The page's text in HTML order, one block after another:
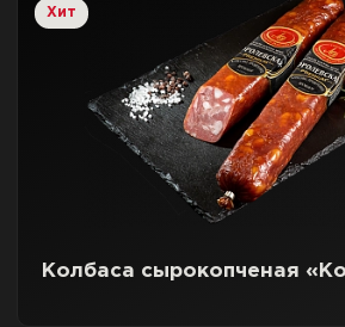
Хит
Колбаса сырокопченая